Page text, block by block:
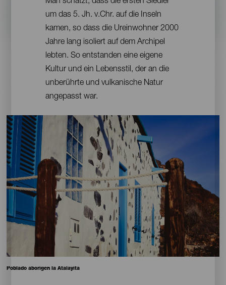
um das 5. Jh. v.Chr. auf die Inseln
kamen, so dass die Ureinwohner 2000
Jahre lang isoliert auf dem Archipel
lebten. So entstanden eine eigene
Kultur und ein Lebensstil, der an die
unberührte und vulkanische Natur
angepasst war.
Imagen
Imagen
Escritorio
16:9
Pie
Poblado aborígen la Atalayita